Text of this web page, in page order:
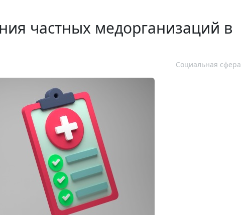
частных медорганизаций в
Социальная сфера